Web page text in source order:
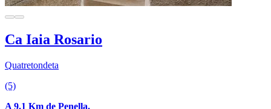
Ca Iaia Rosario
Quatretondeta
(5)
A 9.1 Km de Penella.